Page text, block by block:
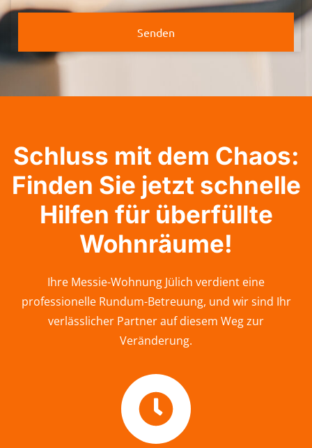
Senden
Schluss mit dem Chaos:
Finden Sie jetzt schnelle
Hilfen für überfüllte
Wohnräume!
Ihre Messie-Wohnung Jülich verdient eine
professionelle Rundum-Betreuung, und wir sind Ihr
verlässlicher Partner auf diesem Weg zur
Veränderung.